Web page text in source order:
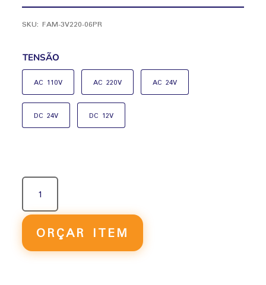
SKU:FAM-3V220-06PR
TENSÃO
AC 110V AC 220V AC 24V
DC 24V DC 12V
VÁLVULA
SOLENÓIDE
PREMIUM
3/2
VIAS
DUPLO
ORÇAR ITEM